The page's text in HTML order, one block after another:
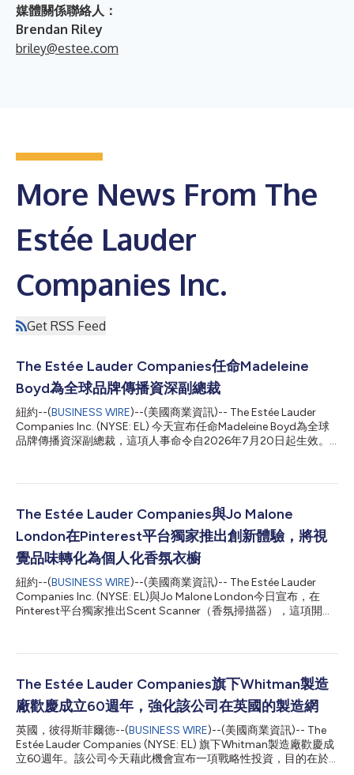
媒體關係聯絡人：
Brendan Riley
briley@estee.com
More News From The
Estée Lauder
Companies Inc.
Get RSS Feed
The Estée Lauder Companies任命Madeleine
Boyd為全球品牌傳播資深副總裁
紐約--(BUSINESS WIRE)--(美國商業資訊)-- The Estée Lauder
Companies Inc. (NYSE: EL) 今天宣布任命Madeleine Boyd為全球
品牌傳播資深副總裁，這項人事命令自2026年7月20日起生效。
合的全球品牌傳播團隊。她將確保該公司多元化的品牌組合遵循統
事，贏得媒體關注並建立文化相關性和品牌魅力。此外，她也將加
強與創作者的互動，讓該公司的品牌站在塑造文化的前線，成為萬
眾矚目的焦點。 Boyd女士積累美容、奢侈品及生活風格相關的豐
富經驗，能力橫跨品牌策略、傳播、消費者互動及文化洞察。在接
受這項任命之前，她擔任Together Group的全球美容與健康業務
資深副總裁，統領該集團旗下15家一流代理商與顧問公司的美容與
健康業務，主導戰略制定、業務成長及市場定位。 在加入
Together Group之前，Boyd女士有將近七年的時間任職於引領業
The Estée Lauder Companies與Jo Malone
London在Pinterest平台獨家推出創新體驗，將視
覺品味轉化為個人化香氛衣櫥
紐約--(BUSINESS WIRE)--(美國商業資訊)-- The Estée Lauder
Companies Inc. (NYSE: EL)與Jo Malone London今日宣布，在
Pinterest平台獨家推出Scent Scanner（香氛掃描器），這項開創
London香氛推薦。 在2025年推出的Jo Malone London AI Scent
者尋找個人化的香氛提供了一種全新方式，將尋香的起點從文字描
述轉為視覺影像。如果說AI Scent Advisor是邀請消費者用語言描
述他們正在尋找的香氣，那麼Scent Scanner則是透過解讀視覺靈
感——包括影像、色調、質感、旅行場景、儀式感和美學風格
——來推薦最適合每個人的香氛。 這款專為Pinterest客製化的體
驗透過個人化的數位旅程，將Jo Malone London在香氛探索方面
的專業優勢生動呈現。在獲得使...
The Estée Lauder Companies旗下Whitman製造
廠歡慶成立60週年，強化該公司在英國的製造網
英國，彼得斯菲爾德--(BUSINESS WIRE)--(美國商業資訊)-- The
Estée Lauder Companies (NYSE: EL) 旗下Whitman製造廠歡慶成
立60週年。該公司今天藉此機會宣布一項戰略性投資，目的在於